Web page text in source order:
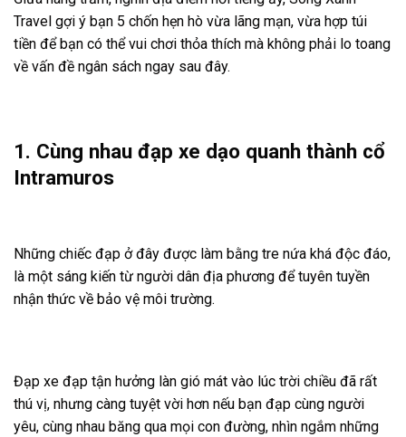
Travel gợi ý bạn 5 chốn hẹn hò vừa lãng mạn, vừa hợp túi
tiền để bạn có thể vui chơi thỏa thích mà không phải lo toang
về vấn đề ngân sách ngay sau đây.
1. Cùng nhau đạp xe dạo quanh thành cổ
Intramuros
Những chiếc đạp ở đây được làm bằng tre nứa khá độc đáo,
là một sáng kiến từ người dân địa phương để tuyên tuyền
nhận thức về bảo vệ môi trường.
Đạp xe đạp tận hưởng làn gió mát vào lúc trời chiều đã rất
thú vị, nhưng càng tuyệt vời hơn nếu bạn đạp cùng người
yêu, cùng nhau băng qua mọi con đường, nhìn ngắm những